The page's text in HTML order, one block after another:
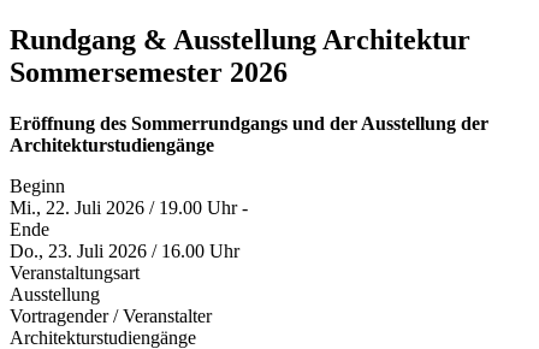
Rundgang & Ausstellung Architektur
Sommersemester 2026
Eröffnung des Sommerrundgangs und der Ausstellung der
Architekturstudiengänge
Beginn
Mi., 22. Juli 2026 / 19.00 Uhr -
Ende
Do., 23. Juli 2026 / 16.00 Uhr
Veranstaltungsart
Ausstellung
Vortragender / Veranstalter
Architekturstudiengänge